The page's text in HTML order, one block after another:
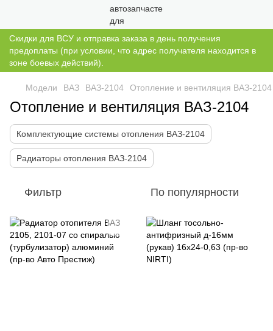
Скидки для ВСУ и отправка заказа в день получения
предоплаты (при условии, что адрес получателя находится в
зоне боевых действий).
Модели ВАЗ ВАЗ-2104 Отопление и вентиляция ВАЗ-2104
Отопление и вентиляция ВАЗ-2104
Комплектующие системы отопления ВАЗ-2104
Радиаторы отопления ВАЗ-2104
Фильтр По популярности